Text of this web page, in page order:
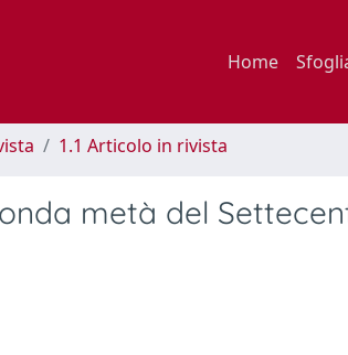
Home
1.1 Articolo in rivista
metà del